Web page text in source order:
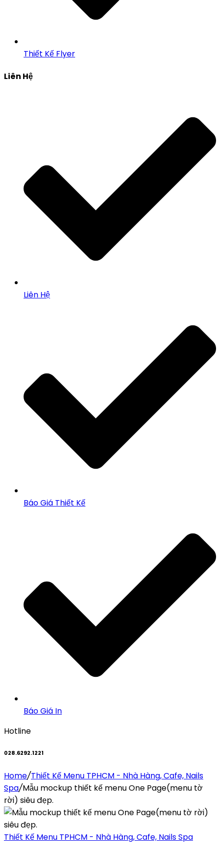
Thiết Kế Flyer
Liên Hệ
Liên Hệ
Báo Giá Thiết Kế
Báo Giá In
Hotline
028.6292.1221
Home/Thiết Kế Menu TPHCM - Nhà Hàng, Cafe, Nails
Spa/Mẫu mockup thiết kế menu One Page(menu tờ
rời) siêu đẹp.
Thiết Kế Menu TPHCM - Nhà Hàng, Cafe, Nails Spa